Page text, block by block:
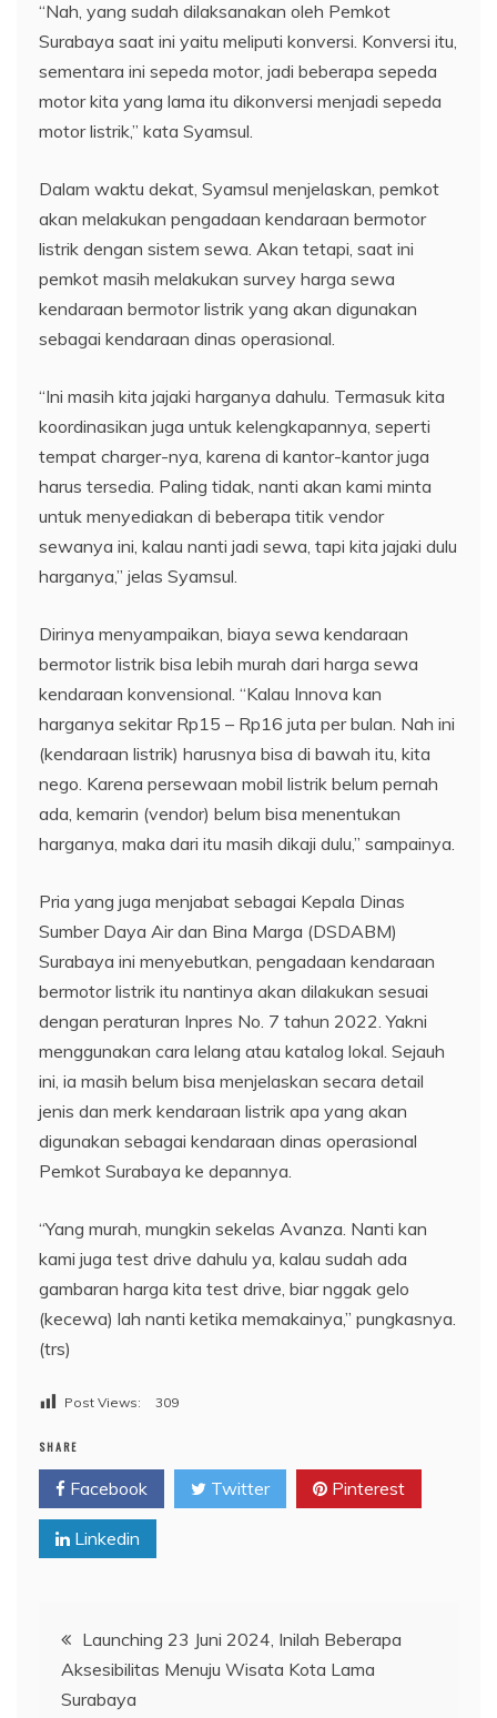
“Nah, yang sudah dilaksanakan oleh Pemkot
Surabaya saat ini yaitu meliputi konversi. Konversi itu,
sementara ini sepeda motor, jadi beberapa sepeda
motor kita yang lama itu dikonversi menjadi sepeda
motor listrik,” kata Syamsul.
Dalam waktu dekat, Syamsul menjelaskan, pemkot
akan melakukan pengadaan kendaraan bermotor
listrik dengan sistem sewa. Akan tetapi, saat ini
pemkot masih melakukan survey harga sewa
kendaraan bermotor listrik yang akan digunakan
sebagai kendaraan dinas operasional.
“Ini masih kita jajaki harganya dahulu. Termasuk kita
koordinasikan juga untuk kelengkapannya, seperti
tempat charger-nya, karena di kantor-kantor juga
harus tersedia. Paling tidak, nanti akan kami minta
untuk menyediakan di beberapa titik vendor
sewanya ini, kalau nanti jadi sewa, tapi kita jajaki dulu
harganya,” jelas Syamsul.
Dirinya menyampaikan, biaya sewa kendaraan
bermotor listrik bisa lebih murah dari harga sewa
kendaraan konvensional. “Kalau Innova kan
harganya sekitar Rp15 – Rp16 juta per bulan. Nah ini
(kendaraan listrik) harusnya bisa di bawah itu, kita
nego. Karena persewaan mobil listrik belum pernah
ada, kemarin (vendor) belum bisa menentukan
harganya, maka dari itu masih dikaji dulu,” sampainya.
Pria yang juga menjabat sebagai Kepala Dinas
Sumber Daya Air dan Bina Marga (DSDABM)
Surabaya ini menyebutkan, pengadaan kendaraan
bermotor listrik itu nantinya akan dilakukan sesuai
dengan peraturan Inpres No. 7 tahun 2022. Yakni
menggunakan cara lelang atau katalog lokal. Sejauh
ini, ia masih belum bisa menjelaskan secara detail
jenis dan merk kendaraan listrik apa yang akan
digunakan sebagai kendaraan dinas operasional
Pemkot Surabaya ke depannya.
“Yang murah, mungkin sekelas Avanza. Nanti kan
kami juga test drive dahulu ya, kalau sudah ada
gambaran harga kita test drive, biar nggak gelo
(kecewa) lah nanti ketika memakainya,” pungkasnya.
(trs)
Post Views: 309
SHARE
Facebook Twitter Pinterest
Linkedin
Navigasi
pos
Launching 23 Juni 2024, Inilah Beberapa
Aksesibilitas Menuju Wisata Kota Lama
Surabaya